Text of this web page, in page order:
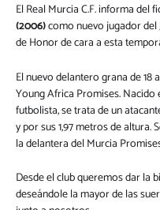
El Real Murcia C.F. informa del
(2006)como nuevo jugador
de Honor de cara a esta
El nuevo delantero grana de
Young Africa Promises. Nacido
futbolista, se trata de un
y por sus 1,97 metros de altura.
la delantera del Murcia
Desde el club queremos dar la
deseándole la mayor de las